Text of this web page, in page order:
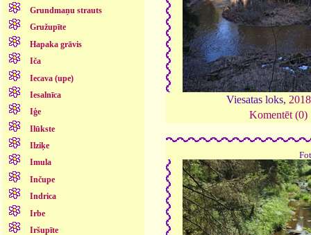
Grundmaņu strauts
Gružupīte
Hapaka grāvis
Iča
Iecava (upe)
Iesalnīca
Iģe
Ilūkste
Ilziķe
Imula
Inčupe
Indrica
Irbe
Iršupīte
Viesatas loks, 2018
Komentēt (0)